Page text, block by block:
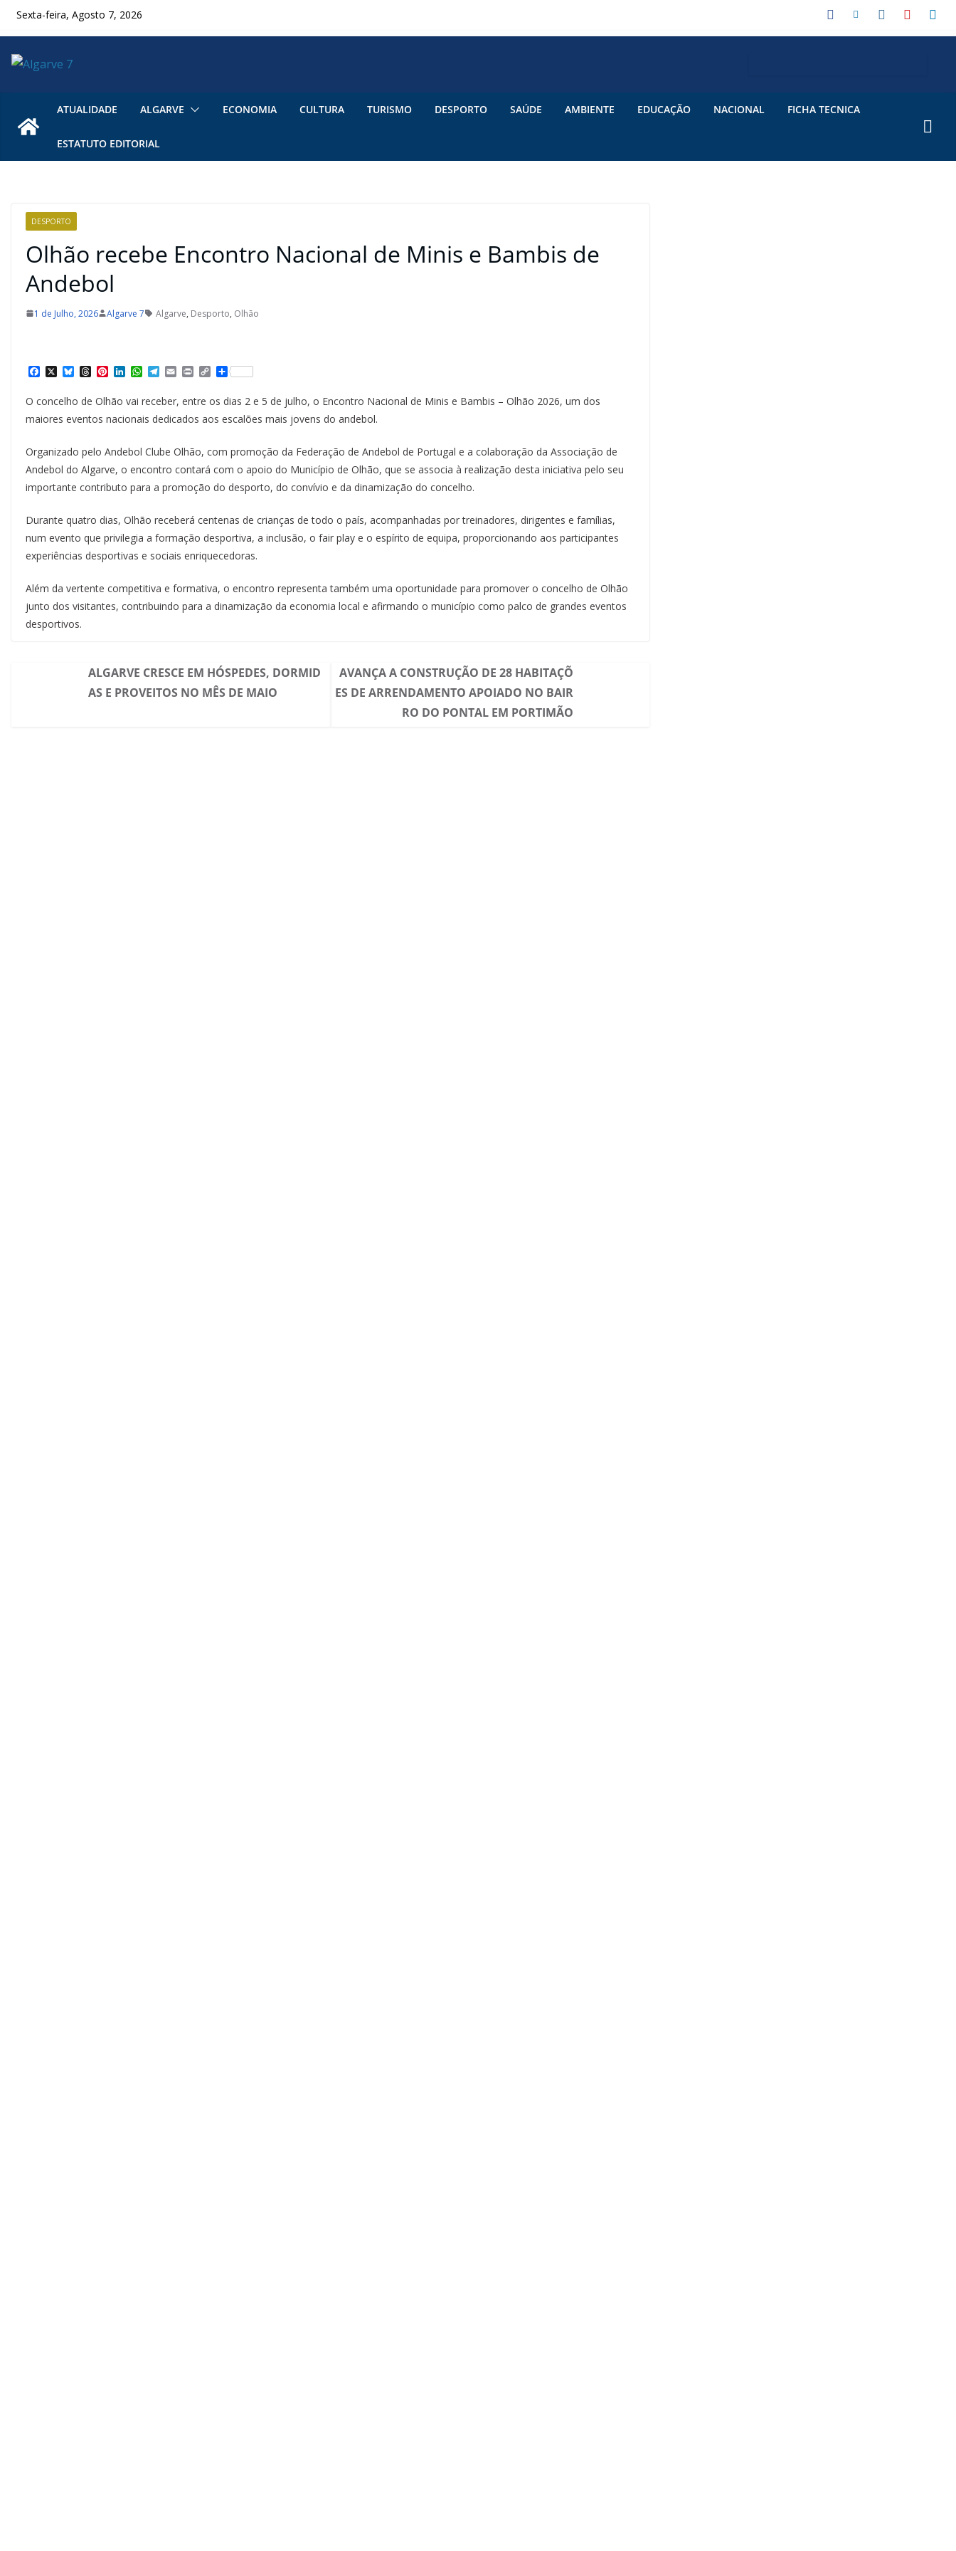
SkipSexta-feira, Agosto 7, 2026
ATUALIDADE ALGARVE ECONOMIA CULTURA TURISMO DESPORTO SAÚDE AMBIENTE EDUCAÇÃO NACIONAL FICHA TECNICA
ESTATUTO EDITORIAL
DESPORTO
Olhão recebe Encontro Nacional de Minis e Bambis de
Andebol
1 de Julho, 2026 Algarve 7 Algarve, Desporto, Olhão
a
e
b
o
k
X B
e
s
k
T
h
e
a
d
P
n
t
e
r
s
L
k
e
d
n
W
h
t
s
A
p
T
e
l
e
g
r
m
E
m
i
l
P
i
n
t
C
o
y
L
i
k
S
h
a
r
e
O concelho de Olhão vai receber, entre os dias 2 e 5 de julho, o Encontro Nacional de Minis e Bambis – Olhão 2026, um dos
maiores eventos nacionais dedicados aos escalões mais jovens do andebol.
Organizado pelo Andebol Clube Olhão, com promoção da Federação de Andebol de Portugal e a colaboração da Associação de
Andebol do Algarve, o encontro contará com o apoio do Município de Olhão, que se associa à realização desta iniciativa pelo seu
importante contributo para a promoção do desporto, do convívio e da dinamização do concelho.
Durante quatro dias, Olhão receberá centenas de crianças de todo o país, acompanhadas por treinadores, dirigentes e famílias,
num evento que privilegia a formação desportiva, a inclusão, o fair play e o espírito de equipa, proporcionando aos participantes
experiências desportivas e sociais enriquecedoras.
Além da vertente competitiva e formativa, o encontro representa também uma oportunidade para promover o concelho de Olhão
junto dos visitantes, contribuindo para a dinamização da economia local e afirmando o município como palco de grandes eventos
desportivos.
ALGARVE CRESCE EM HÓSPEDES, DORMID
AS E PROVEITOS NO MÊS DE MAIO
AVANÇA A CONSTRUÇÃO DE 28 HABITAÇÕ
ES DE ARRENDAMENTO APOIADO NO BAIR
RO DO PONTAL EM PORTIMÃO